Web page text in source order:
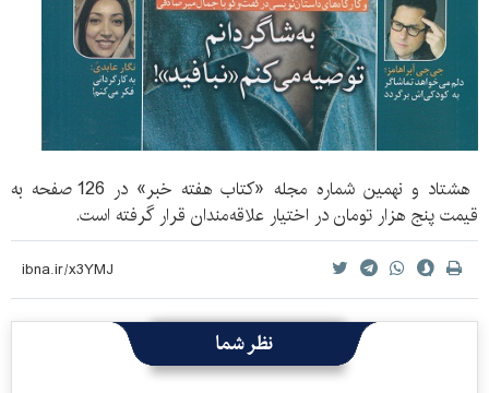
هشتاد و نهمین شماره مجله «کتاب هفته خبر» در 126 صفحه به
قیمت پنج هزار تومان در اختیار علاقه‌مندان قرار گرفته است.
نظر شما